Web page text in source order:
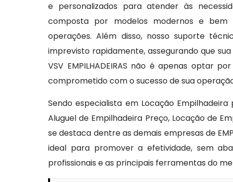
e personalizados para atender às
composta por modelos modernos e bem
operações. Além disso, nosso suporte
imprevisto rapidamente, assegurando que
VSV EMPILHADEIRAS não é apenas optar
comprometido com o sucesso de sua
Sendo especialista em Locação
Aluguel de Empilhadeira Preço, Locação de
se destaca dentre as demais empresas de
ideal para promover a efetividade, sem
profissionais e as principais ferramentas do